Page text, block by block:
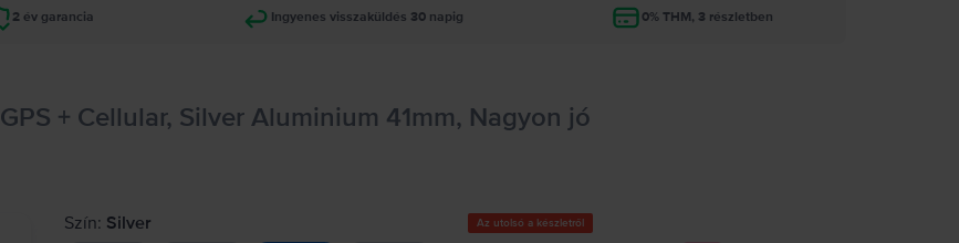
2 év garancia Ingyenes visszaküldés 30 napig 0% THM, 3 részletben
GPS + Cellular, Silver Aluminium 41mm, Nagyon jó
Szín: Silver Az utolsó a készletről